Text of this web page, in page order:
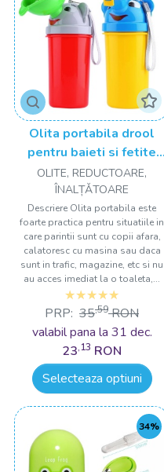
Olita portabila drool
pentru baieti si fetite
Drool
OLITE, REDUCTOARE,
ÎNALȚǍTOARE
Descriere Olita portabila este
foarte practica pentru situatiile in
care parintii sunt cu copii afara,
calatoresc cu masina sau daca
sunt in trafic, magazine, etc si nu
au acces imediat la o toaleta,...
PRP: 35,59 RON
valabil pana la 31 dec.
23,13 RON
Selecteaza optiuni
34%